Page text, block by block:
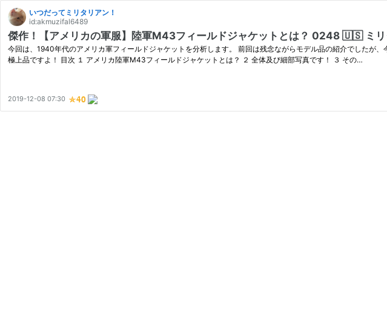
いつだってミリタリアン！
id:akmuzifal6489
傑作！【アメリカの軍服】陸軍M43フィールドジャケットとは？ 0248 🇺🇸 ミ
今回は、1940年代のアメリカ軍フィールドジャケットを分析します。 前回は残念ながらモデル品の紹介でしたが
極上品ですよ！ 目次 １ アメリカ陸軍M43フィールドジャケットとは？ ２ 全体及び細部写真です！ ３ その…
2019-12-08 07:30